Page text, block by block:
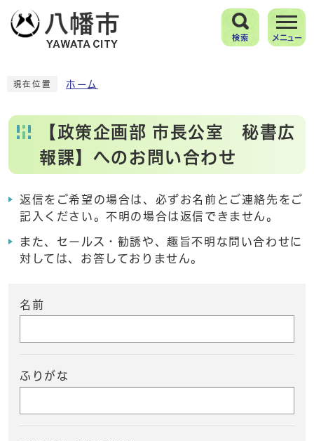
検索 メニュー
現在位置 ホーム
【政策企画部 市長公室 秘書広
報課】へのお問い合わせ
返信をご希望の場合は、必ずお名前とご連絡先をご
記入ください。不明の場合は返信できません。
また、セールス・勧誘や、趣旨不明な問い合わせに
対しては、お答しておりません。
名前
ふりがな